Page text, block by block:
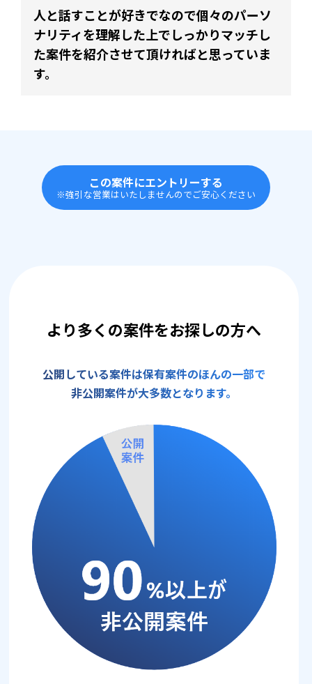
人と話すことが好きでなので個々のパーソ
ナリティを理解した上でしっかりマッチし
た案件を紹介させて頂ければと思っていま
す。
この案件にエントリーする
※強引な営業はいたしませんのでご安心ください
より多くの案件をお探しの方へ
公開している案件は保有案件のほんの一部で
非公開案件が大多数となります。